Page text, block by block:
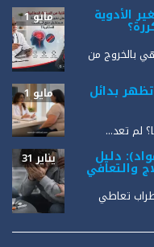
الأدوية
مايو 1
بالخروج من
بدائل
مايو 1
لم تعد...
دليل
والتعافي
يناير 31
تعاطي